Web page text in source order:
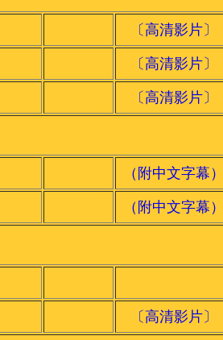
〔高清影片〕
〔高清影片〕
〔高清影片〕
（附中文字幕）
（附中文字幕）
〔高清影片〕